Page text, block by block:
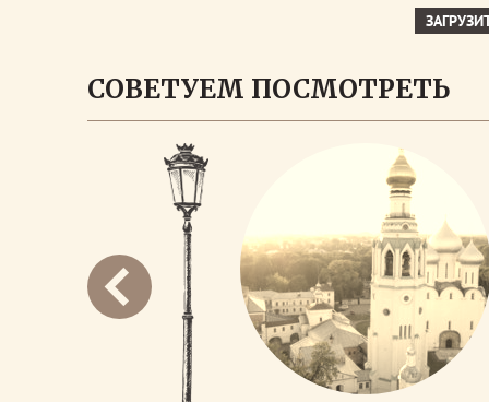
СОВЕТУЕМ ПОСМОТРЕТЬ